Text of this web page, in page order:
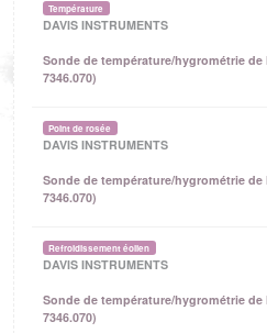
Température
DAVIS INSTRUMENTS
Sonde de température/hygrométrie de
7346.070)
Point de rosée
DAVIS INSTRUMENTS
Sonde de température/hygrométrie de
7346.070)
Refroidissement éolien
DAVIS INSTRUMENTS
Sonde de température/hygrométrie de
7346.070)